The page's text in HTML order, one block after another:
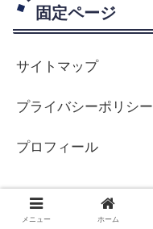
固定ページ
サイトマップ
プライバシーポリシー
プロフィール
メニュー ホーム